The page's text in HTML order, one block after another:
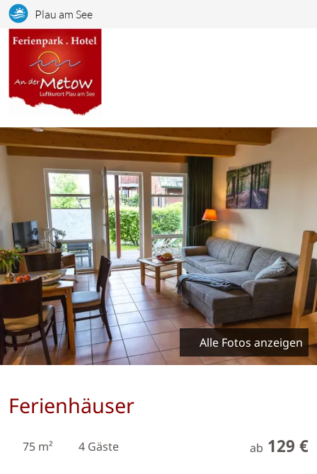
Plau am See
Alle Fotos anzeigen
Ferienhäuser
75 m² 4 Gäste ab 129 €